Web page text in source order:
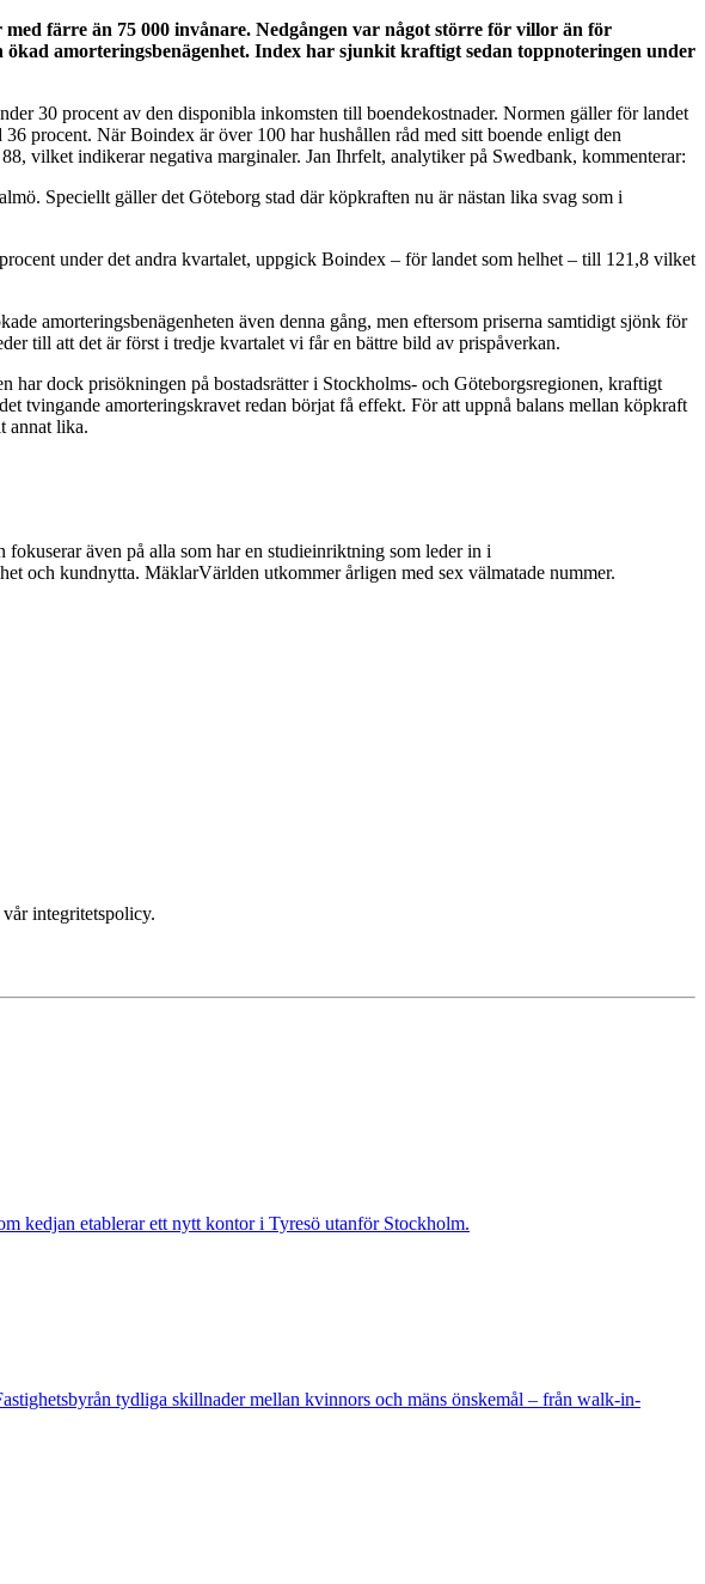
färre än 75 000 invånare. Nedgången var något större för villor än för
amorteringsbenägenhet. Index har sjunkit kraftigt sedan toppnoteringen under
30 procent av den disponibla inkomsten till boendekostnader. Normen gäller för landet
procent. När Boindex är över 100 har hushållen råd med sitt boende enligt den
vilket indikerar negativa marginaler. Jan Ihrfelt, analytiker på Swedbank, kommenterar:
Speciellt gäller det Göteborg stad där köpkraften nu är nästan lika svag som i
under det andra kvartalet, uppgick Boindex – för landet som helhet – till 121,8 vilket
amorteringsbenägenheten även denna gång, men eftersom priserna samtidigt sjönk för
till att det är först i tredje kvartalet vi får en bättre bild av prispåverkan.
dock prisökningen på bostadsrätter i Stockholms- och Göteborgsregionen, kraftigt
tvingande amorteringskravet redan börjat få effekt. För att uppnå balans mellan köpkraft
annat lika.
även på alla som har en studieinriktning som leder in i
och kundnytta. MäklarVärlden utkommer årligen med sex välmatade nummer.
integritetspolicy.
kedjan etablerar ett nytt kontor i Tyresö utanför Stockholm.
tydliga skillnader mellan kvinnors och mäns önskemål – från walk-in-